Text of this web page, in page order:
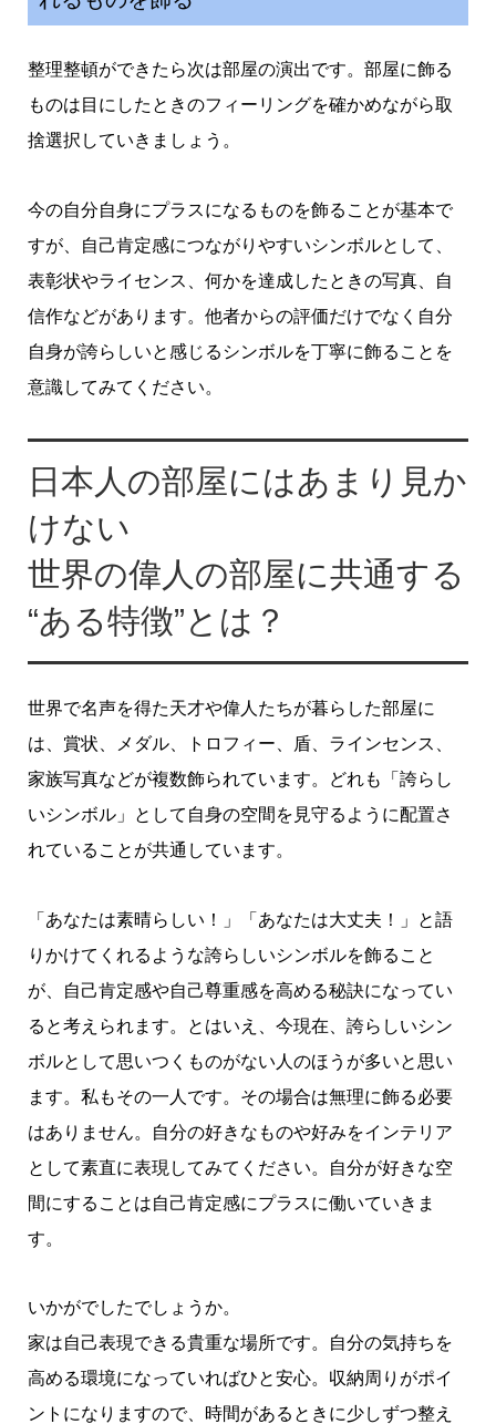
整理整頓ができたら次は部屋の演出です。部屋に飾る
ものは目にしたときのフィーリングを確かめながら取
捨選択していきましょう。
今の自分自身にプラスになるものを飾ることが基本で
すが、自己肯定感につながりやすいシンボルとして、
表彰状やライセンス、何かを達成したときの写真、自
信作などがあります。他者からの評価だけでなく自分
自身が誇らしいと感じるシンボルを丁寧に飾ることを
意識してみてください。
日本人の部屋にはあまり見か
けない
世界の偉人の部屋に共通する
“ある特徴”とは？
世界で名声を得た天才や偉人たちが暮らした部屋に
は、賞状、メダル、トロフィー、盾、ラインセンス、
家族写真などが複数飾られています。どれも「誇らし
いシンボル」として自身の空間を見守るように配置さ
れていることが共通しています。
「あなたは素晴らしい！」「あなたは大丈夫！」と語
りかけてくれるような誇らしいシンボルを飾ること
が、自己肯定感や自己尊重感を高める秘訣になってい
ると考えられます。とはいえ、今現在、誇らしいシン
ボルとして思いつくものがない人のほうが多いと思い
ます。私もその一人です。その場合は無理に飾る必要
はありません。自分の好きなものや好みをインテリア
として素直に表現してみてください。自分が好きな空
間にすることは自己肯定感にプラスに働いていきま
す。
いかがでしたでしょうか。
家は自己表現できる貴重な場所です。自分の気持ちを
高める環境になっていればひと安心。収納周りがポイ
ントになりますので、時間があるときに少しずつ整え